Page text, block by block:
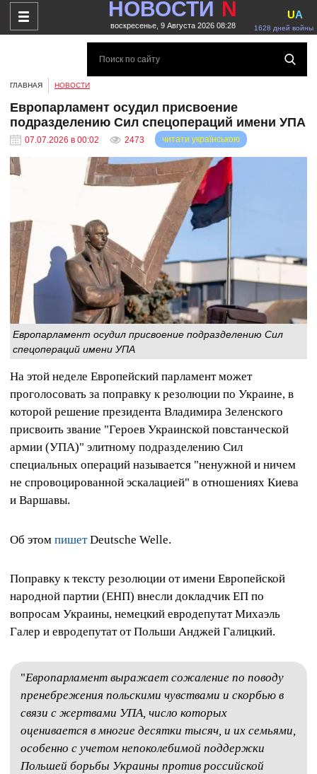
НОВОСТИ N
воскресенье, 9 Августа 2026 08:28 1628 дней войны
UA
ГЛАВНАЯ НОВОСТИ
Европарламент осудил присвоение
подразделению Сил спецопераций имени УПА
07.07.2026 в 00:02 2473 читати українською
Европарламент осудил присвоение подразделению Сил
спецопераций имени УПА
На этой неделе Европейский парламент может
проголосовать за поправку к резолюции по Украине, в
которой решение президента Владимира Зеленского
присвоить звание "Героев Украинской повстанческой
армии (УПА)" элитному подразделению Сил
специальных операций называется "ненужной и ничем
не спровоцированной эскалацией" в отношениях Киева
и Варшавы.
Об этом пишетDeutsche Welle.
Поправку к тексту резолюции от имени Европейской
народной партии (ЕНП) внесли докладчик ЕП по
вопросам Украины, немецкий евродепутат Михаэль
Галер и евродепутат от Польши Анджей Галицкий.
"Европарламент выражает сожаление по поводу
пренебрежения польскими чувствами и скорбью в
связи с жертвами УПА, число которых
оценивается в многие десятки тысяч, и их семьями,
особенно с учетом непоколебимой поддержки
Польшей борьбы Украины против российской